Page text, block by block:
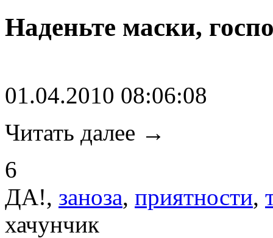
Наденьте маски,
01.04.2010 08:06:08
Читать далее →
6
ДА!, заноза, приятности,
хачунчик